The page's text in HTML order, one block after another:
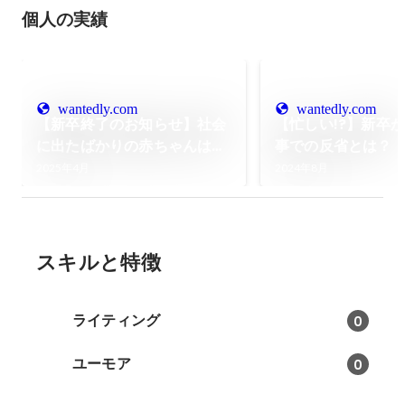
個人の実績
wantedly.com wantedly.com
スキルと特徴
ライティング 0
ユーモア 0